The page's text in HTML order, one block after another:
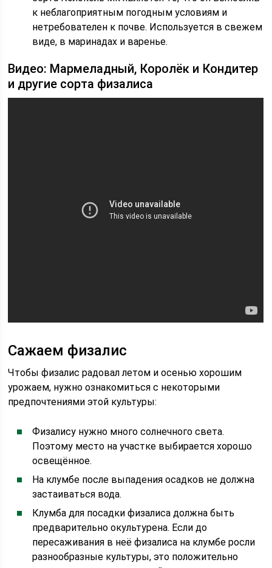
к неблагоприятным погодным условиям и
нетребователен к почве. Используется в свежем
виде, в маринадах и варенье.
Видео: Мармеладный, Королёк и Кондитер
и другие сорта физалиса
Сажаем физалис
Чтобы физалис радовал летом и осенью хорошим
урожаем, нужно ознакомиться с некоторыми
предпочтениями этой культуры:
Физалису нужно много солнечного света.
Поэтому место на участке выбирается хорошо
освещённое.
На клумбе после выпадения осадков не должна
застаиваться вода.
Клумба для посадки физалиса должна быть
предварительно окультурена. Если до
пересаживания в неё физалиса на клумбе росли
разнообразные культуры, это положительно